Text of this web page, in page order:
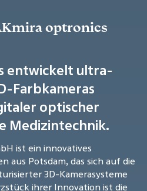
optronics
entwickelt ultra-
Farbkameras
optischer
Medizintechnik.
ist ein innovatives
aus Potsdam, das sich auf die
3D-Kamerasysteme
ihrer Innovation ist die